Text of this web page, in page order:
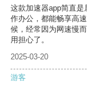
这款加速器app简直
作办公，都能畅享高
候，经常因为网速慢
用担心了。
2025-03-20
游客